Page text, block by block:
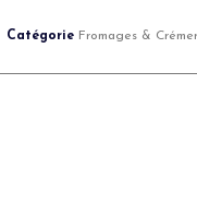
Catégorie Fromages &